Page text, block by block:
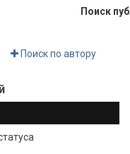
Поиск
Поиск по автору